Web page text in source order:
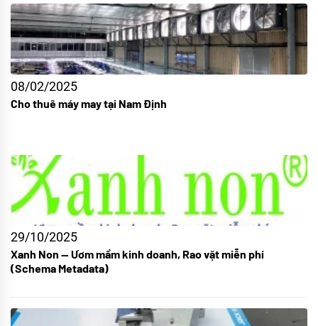
08/02/2025
Cho thuê máy may tại Nam Định
29/10/2025
Xanh Non — Ươm mầm kinh doanh, Rao vặt miễn phí
(Schema Metadata)